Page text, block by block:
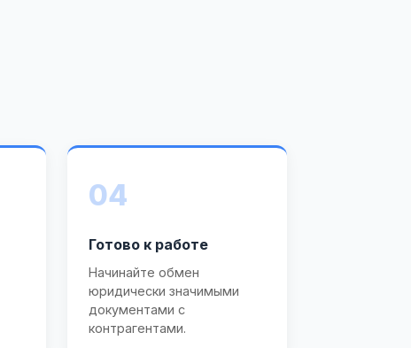
04
Готово к работе
Начинайте обмен
юридически значимыми
документами с
контрагентами.